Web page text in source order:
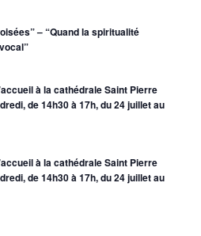
– “Quand la spiritualité
à la cathédrale Saint Pierre
de 14h30 à 17h, du 24 juillet au
à la cathédrale Saint Pierre
de 14h30 à 17h, du 24 juillet au